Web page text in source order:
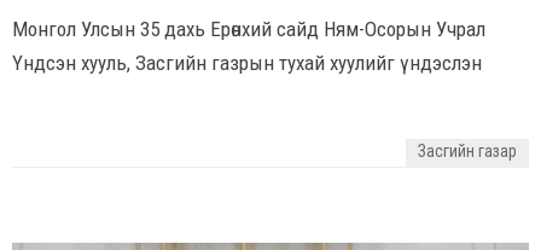
Монгол Улсын 35 дахь Ерөнхий сайд Ням-Осорын Учрал
Үндсэн хууль, Засгийн газрын тухай хуулийг үндэслэн
Засгийн газар